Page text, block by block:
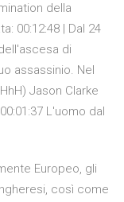
della
00:12:48 | Dal 24
di
assassinio. Nel
Jason Clarke
L'uomo dal
Europeo, gli
così come